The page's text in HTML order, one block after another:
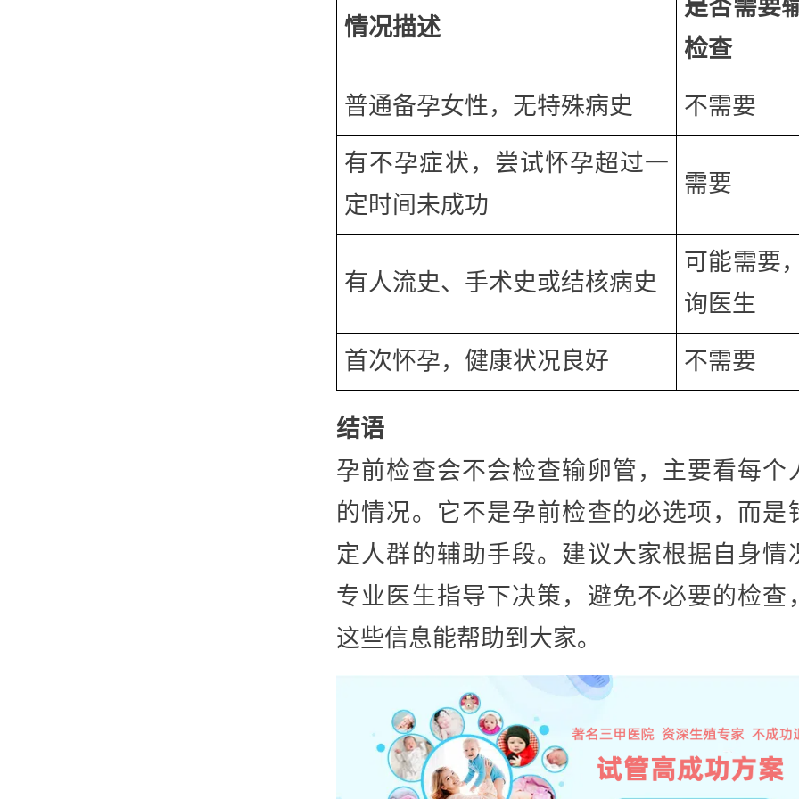
情况描述
是否需要
检查
普通备孕女性，无特殊病史 不需要
有不孕症状，尝试怀孕超过一
定时间未成功
需要
有人流史、手术史或结核病史
可能需要
询医生
首次怀孕，健康状况良好 不需要
结语
孕前检查会不会检查输卵管，主要看每个
的情况。它不是孕前检查的必选项，而是
定人群的辅助手段。建议大家根据自身情
专业医生指导下决策，避免不必要的检查
这些信息能帮助到大家。